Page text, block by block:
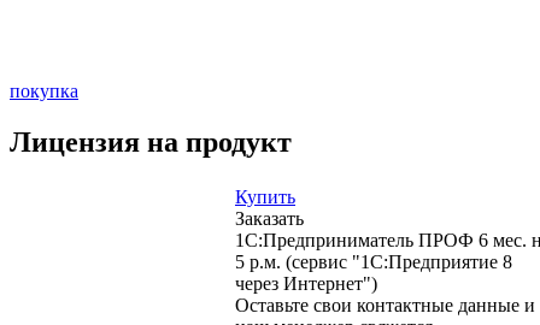
покупка
Лицензия на продукт
Купить
Заказать
1С:Предприниматель ПРОФ 6 мес.
5 р.м. (сервис "1С:Предприятие 8
через Интернет")
Оставьте свои контактные данные и